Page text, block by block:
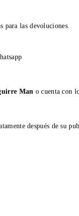
para las devoluciones.
Man o cuenta con
después de su